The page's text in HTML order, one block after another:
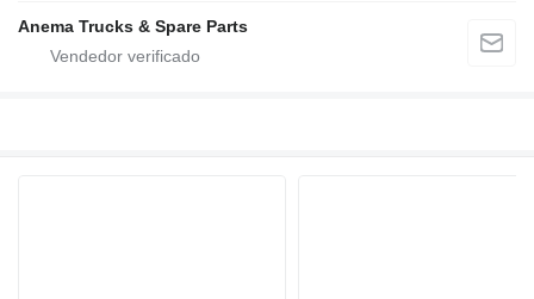
Anema Trucks & Spare Parts